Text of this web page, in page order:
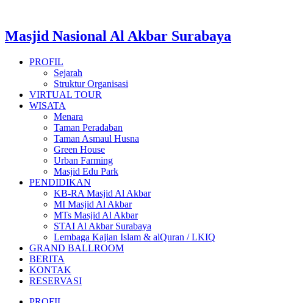
Masjid Nasional Al Akbar Surabaya
PROFIL
Sejarah
Struktur Organisasi
VIRTUAL TOUR
WISATA
Menara
Taman Peradaban
Taman Asmaul Husna
Green House
Urban Farming
Masjid Edu Park
PENDIDIKAN
KB-RA Masjid Al Akbar
MI Masjid Al Akbar
MTs Masjid Al Akbar
STAI Al Akbar Surabaya
Lembaga Kajian Islam & alQuran / LKIQ
GRAND BALLROOM
BERITA
KONTAK
RESERVASI